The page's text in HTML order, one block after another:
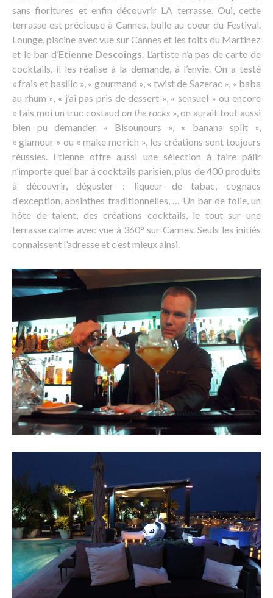
sans fioritures et enfin découvrir LA terrasse. Oui, cette
terrasse est précieuse à Cannes, bulle au coeur du Festival.
Lounge, piscine avec vue sur Cannes et les toits du Martinez
et le bar d’Etienne Descoings. L’artiste n’a pas de carte de
cocktails, il les réalise à la demande, à l’envie. On a testé
« frais et basilic », « gourmand », « twist de Sazerac », « baba
au rhum », « j’ai pas pris de dessert », « sensuel » ou encore
« fais moi un truc costaudon the rocks», on aurait tout aussi
bien pu demander « Bisounours », « banana split »,
« glamour » ou « make me rich », les créations sont toujours
réussies. Etienne offre aussi une sélection à faire pâlir
n’importe quel bar à cocktails parisien, plus de 400 produits
à découvrir, déguster : liqueur de tabac, cognacs
d’exception, absinthes traditionnelles, … Un bar de folie, un
hôte de talent, des créations cocktails, le tout sur une
terrasse calme avec vue à 360° sur Cannes. Seuls les initiés
connaissent l’adresse et c’est mieux ainsi.